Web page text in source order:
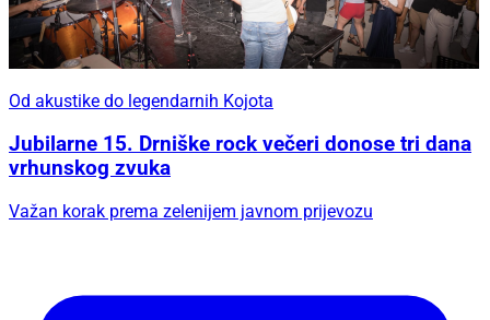
Od akustike do legendarnih Kojota
Jubilarne 15. Drniške rock večeri donose tri dana
vrhunskog zvuka
Važan korak prema zelenijem javnom prijevozu